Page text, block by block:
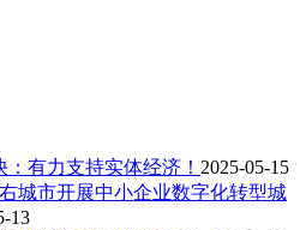
有力支持实体经济！ 2025-05-15
城市开展中小企业数字化转型城
13